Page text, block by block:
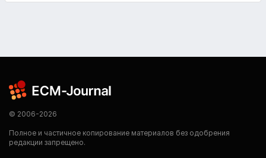
© 2006-2026
Полное и частичное копирование материалов без одобрения
редакции запрещено.